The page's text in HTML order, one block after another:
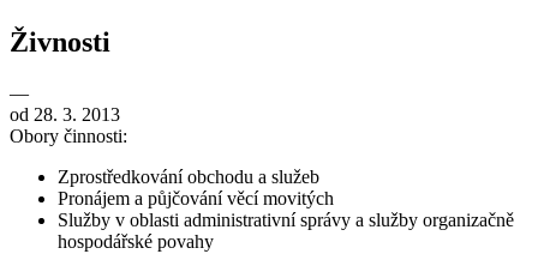
Živnosti
—
od 28. 3. 2013
Obory činnosti:
Zprostředkování obchodu a služeb
Pronájem a půjčování věcí movitých
Služby v oblasti administrativní správy a služby organizačně
hospodářské povahy